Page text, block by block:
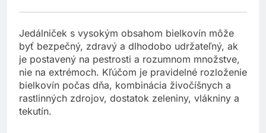
Jedálniček s vysokým obsahom bielkovín môže
byť bezpečný, zdravý a dlhodobo udržateľný, ak
je postavený na pestrosti a rozumnom množstve,
nie na extrémoch. Kľúčom je pravidelné rozloženie
bielkovín počas dňa, kombinácia živočíšnych a
rastlinných zdrojov, dostatok zeleniny, vlákniny a
tekutín.